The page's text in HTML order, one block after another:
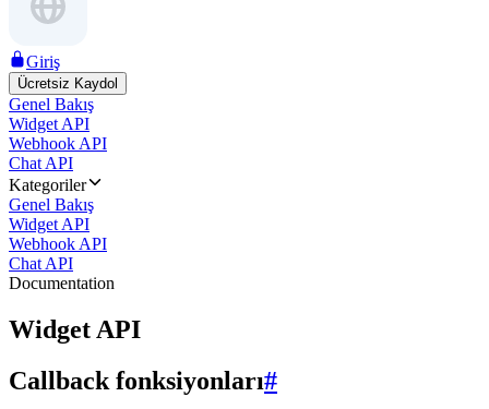
Giriş
Ücretsiz Kaydol
Genel Bakış
Widget API
Webhook API
Chat API
Kategoriler
Genel Bakış
Widget API
Webhook API
Chat API
Documentation
Widget API
Callback fonksiyonları#